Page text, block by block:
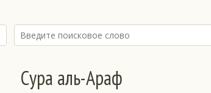
Сура аль-Араф